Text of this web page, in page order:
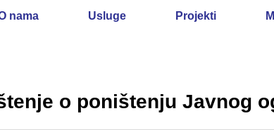
nama Usluge Projekti
o poništenju Javnog